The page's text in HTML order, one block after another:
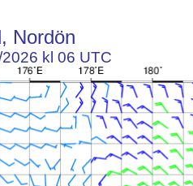
Nordön
kl 06 UTC